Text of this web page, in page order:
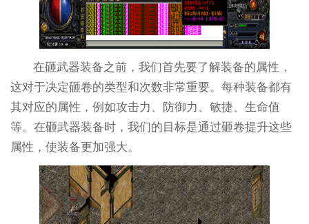
在砸武器装备之前，我们首先要了解装备的属性，
这对于决定砸卷的类型和次数非常重要。每种装备都有
其对应的属性，例如攻击力、防御力、敏捷、生命值
等。在砸武器装备时，我们的目标是通过砸卷提升这些
属性，使装备更加强大。